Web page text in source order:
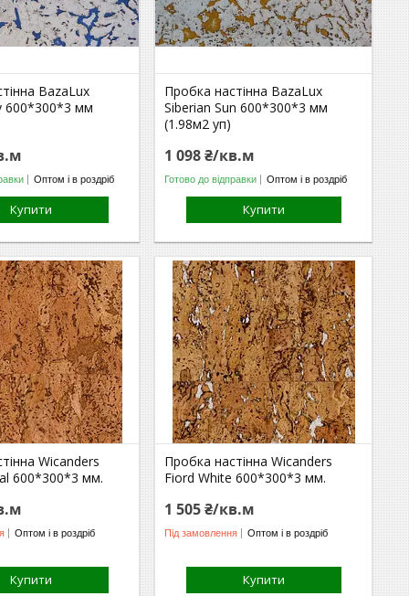
BazaLux
600*300*3 мм
Оптом і в роздріб
Купити
Пробка настінна BazaLux
Siberian Sun 600*300*3 мм
(1.98м2 уп)
1 098 ₴/кв.м
Готово до відправки Оптом і в роздріб
Купити
Wicanders
600*300*3 мм.
Оптом і в роздріб
Купити
Пробка настінна Wicanders
Fiord White 600*300*3 мм.
1 505 ₴/кв.м
Під замовлення Оптом і в роздріб
Купити